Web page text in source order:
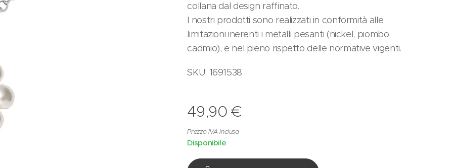
collana dal design raffinato.
I nostri prodotti sono realizzati in conformità alle
limitazioni inerenti i metalli pesanti (nickel, piombo,
cadmio), e nel pieno rispetto delle normative vigenti.
SKU: 1691538
49,90 €
Prezzo IVA inclusa
Disponibile